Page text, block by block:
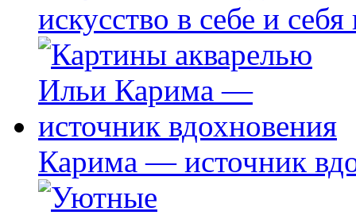
искусство в себе и
Карима — источник